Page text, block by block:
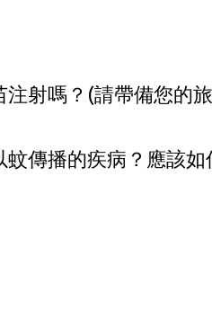
射嗎？(請帶備您的
傳播的疾病？應該如